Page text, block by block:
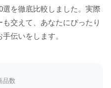
を徹底比較しました。実際
交えて、あなたにぴったり
伝いをします。
品数